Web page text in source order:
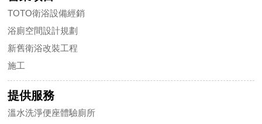
TOTO衛浴設備經銷
浴廁空間設計規劃
新舊衛浴改裝工程
施工
提供服務
溫水洗淨便座體驗廁所